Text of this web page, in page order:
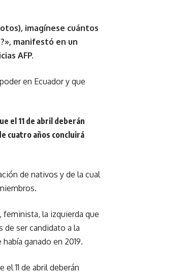
imagínese cuántos
manifestó en un
AFP.
en Ecuador y que
el 11 de abril deberán
cuatro años concluirá
de nativos y de la cual
la izquierda que
de ser candidato a la
ganado en 2019.
11 de abril deberán